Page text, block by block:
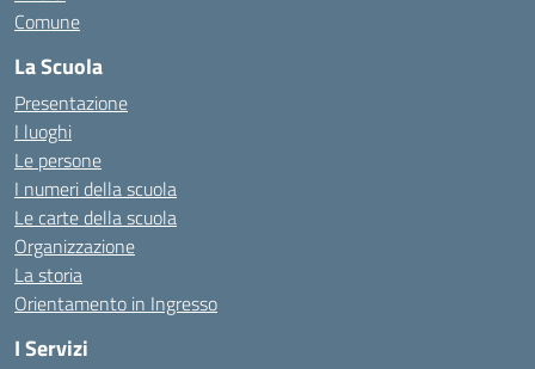
Comune
La Scuola
Presentazione
I luoghi
Le persone
I numeri della scuola
Le carte della scuola
Organizzazione
La storia
Orientamento in Ingresso
I Servizi